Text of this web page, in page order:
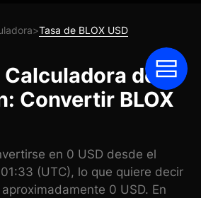
>Tasa de BLOX USD
Calculadora de
Convertir BLOX
en 0 USD desde el
(UTC), lo que quiere decir
0 USD. En